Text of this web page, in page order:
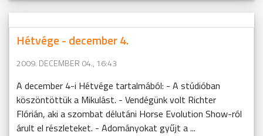
Hétvége - december 4.
2009. DECEMBER 04., 16:43
A december 4-i Hétvége tartalmából: - A stúdióban
köszöntöttük a Mikulást. - Vendégünk volt Richter
Flórián, aki a szombat délutáni Horse Evolution Show-ról
árult el részleteket. - Adományokat gyűjt a ...